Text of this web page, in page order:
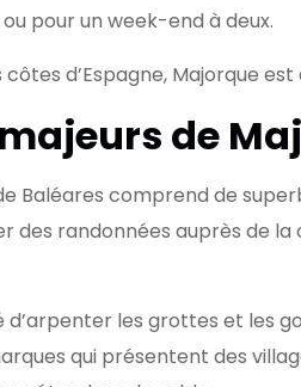
pour un week-end à deux.
côtes d’Espagne, Majorque
de
Baléares comprend de
des randonnées auprès de
les grottes et les
qui présentent des